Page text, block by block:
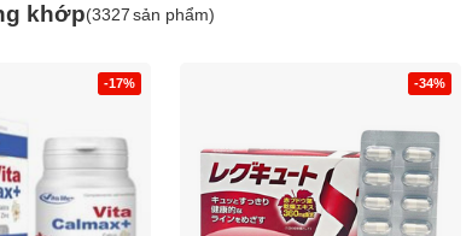
khớp(3327 sản phẩm)
-17% -34%